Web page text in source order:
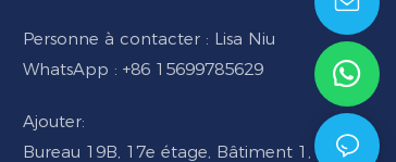
Personne à contacter : Lisa Niu
WhatsApp : +86 15699785629
Ajouter:
Bureau 19B, 17e étage, Bâtiment 1,